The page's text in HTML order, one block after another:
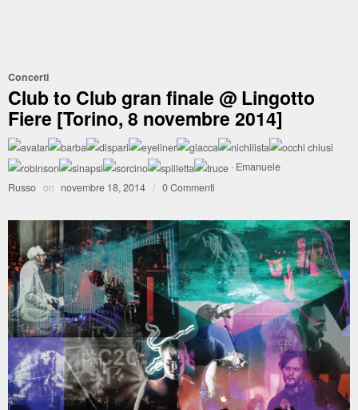
Concerti
Club to Club gran finale @ Lingotto
Fiere [Torino, 8 novembre 2014]
· Emanuele
Russo on novembre 18, 2014 / 0 Commenti